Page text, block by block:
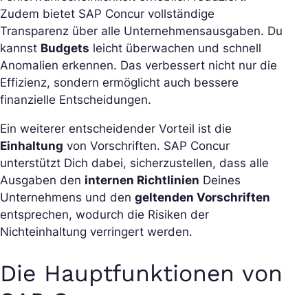
Zudem bietet SAP Concur vollständige
Transparenz über alle Unternehmensausgaben. Du
kannst Budgets leicht überwachen und schnell
Anomalien erkennen. Das verbessert nicht nur die
Effizienz, sondern ermöglicht auch bessere
finanzielle Entscheidungen.
Ein weiterer entscheidender Vorteil ist die
Einhaltung von Vorschriften. SAP Concur
unterstützt Dich dabei, sicherzustellen, dass alle
Ausgaben den internen Richtlinien Deines
Unternehmens und den geltenden Vorschriften
entsprechen, wodurch die Risiken der
Nichteinhaltung verringert werden.
Die Hauptfunktionen von